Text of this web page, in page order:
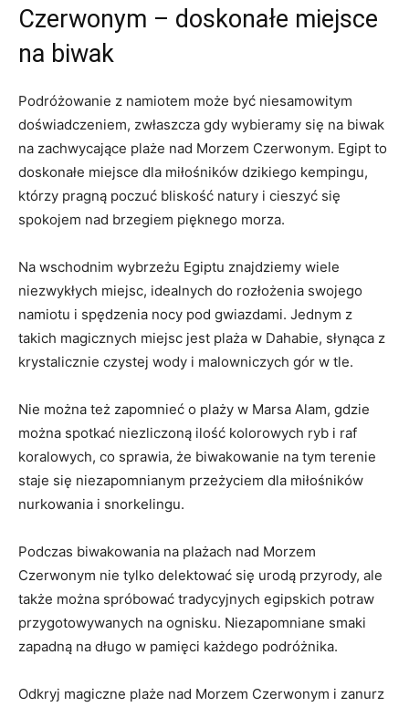
Czerwonym – doskonałe miejsce
na biwak
Podróżowanie ‌z namiotem może‍ być niesamowitym
doświadczeniem, zwłaszcza gdy wybieramy się‍ na ⁢biwak
na zachwycające​ plaże nad Morzem Czerwonym. Egipt to ​
doskonałe⁤ miejsce dla miłośników‍ dzikiego kempingu,
którzy pragną poczuć bliskość natury​ i cieszyć się
spokojem nad brzegiem pięknego ⁤morza.
Na⁤ wschodnim wybrzeżu Egiptu znajdziemy wiele
niezwykłych miejsc, idealnych do rozłożenia swojego ​
namiotu i spędzenia nocy pod gwiazdami. Jednym⁤ z
takich ⁤magicznych ‍miejsc jest⁣ plaża w Dahabie, ​słynąca ⁣z⁣
krystalicznie czystej wody i malowniczych gór w tle.
Nie można też zapomnieć o plaży w ⁢Marsa Alam, gdzie
można spotkać ⁤niezliczoną‌ ilość kolorowych ‍ryb i raf
koralowych, co sprawia, że biwakowanie​ na tym terenie
⁢staje się niezapomnianym ⁣przeżyciem dla⁤ miłośników
⁤nurkowania i snorkelingu.
Podczas biwakowania‍ na plażach nad⁢ Morzem​
Czerwonym ‍nie tylko delektować⁢ się‌ urodą przyrody, ale
także można spróbować tradycyjnych egipskich potraw
przygotowywanych na ognisku. Niezapomniane ​smaki
⁣zapadną na długo w pamięci każdego podróżnika.
Odkryj‌ magiczne⁤ plaże nad Morzem Czerwonym​ i zanurz